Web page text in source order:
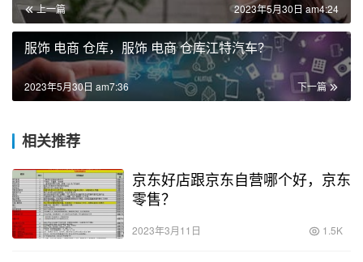
上一篇 2023年5月30日 am4:24
服饰 电商 仓库，服饰 电商 仓库江特汽车？
下一篇
2023年5月30日 am7:36
相关推荐
京东好店跟京东自营哪个好，京东
零售？
2023年3月11日 1.5K